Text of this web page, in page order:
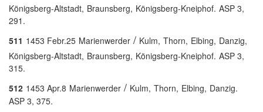
Königsberg-Altstadt, Braunsberg, Königsberg-Kneiphof. ASP 3,
291.
511 1453 Febr.25 Marienwerder / Kulm, Thorn, Elbing, Danzig,
Königsberg-Altstadt, Braunsberg, Königsberg-Kneiphof. ASP 3,
315.
512 1453 Apr.8 Marienwerder / Kulm, Thorn, Elbing, Danzig.
ASP 3, 375.